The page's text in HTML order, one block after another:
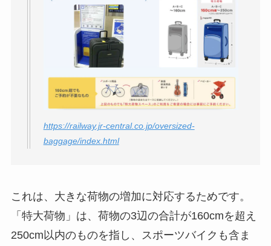
https://railway.jr-central.co.jp/oversized-
baggage/index.html
これは、大きな荷物の増加に対応するためです。
「特大荷物」は、荷物の3辺の合計が160cmを超え
250cm以内のものを指し、スポーツバイクも含ま